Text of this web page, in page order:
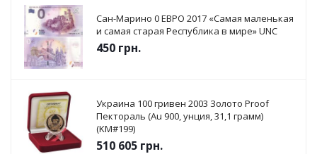
Сан-Марино 0 ЕВРО 2017 «Самая маленькая
и самая старая Республика в мире» UNC
450 грн.
Украина 100 гривен 2003 Золото Proof
Пектораль (Au 900, унция, 31,1 грамм)
(KM#199)
510 605 грн.